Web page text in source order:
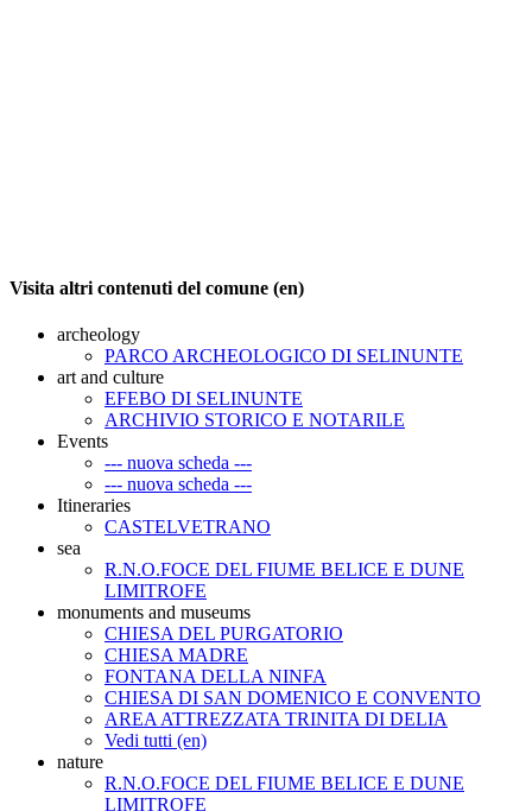
Visita altri contenuti del comune (en)
archeology
PARCO ARCHEOLOGICO DI SELINUNTE
art and culture
EFEBO DI SELINUNTE
ARCHIVIO STORICO E NOTARILE
Events
--- nuova scheda ---
--- nuova scheda ---
Itineraries
CASTELVETRANO
sea
R.N.O.FOCE DEL FIUME BELICE E DUNE
LIMITROFE
monuments and museums
CHIESA DEL PURGATORIO
CHIESA MADRE
FONTANA DELLA NINFA
CHIESA DI SAN DOMENICO E CONVENTO
AREA ATTREZZATA TRINITA DI DELIA
Vedi tutti (en)
nature
R.N.O.FOCE DEL FIUME BELICE E DUNE
LIMITROFE